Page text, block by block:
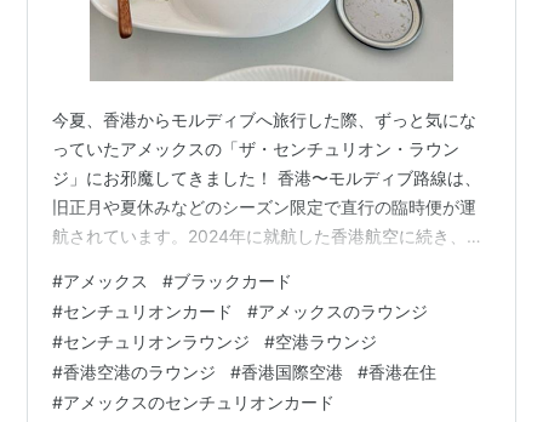
今夏、香港からモルディブへ旅行した際、ずっと気にな
っていたアメックスの「ザ・センチュリオン・ラウン
ジ」にお邪魔してきました！ 香港〜モルディブ路線は、
旧正月や夏休みなどのシーズン限定で直行の臨時便が運
航されています。2024年に就航した香港航空に続き、
時便をスタートさせています。 実は、今年は3月にもモ
ルディブへ行ったのですが、6月にもまた行こうと思った
ら、友人たちと予定がなかなか合わず断念（涙。「それ
なら直行便が出る7月にいっそ行ってしまおう！」という
ことで、今月ついに今年2回目のモルディブ旅が実現しま
#アメックス #ブラックカード
#センチュリオンカード #アメックスのラウンジ
#センチュリオンラウンジ #空港ラウンジ
#香港空港のラウンジ #香港国際空港 #香港在住
#アメックスのセンチュリオンカード